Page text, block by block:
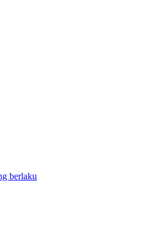
berlaku